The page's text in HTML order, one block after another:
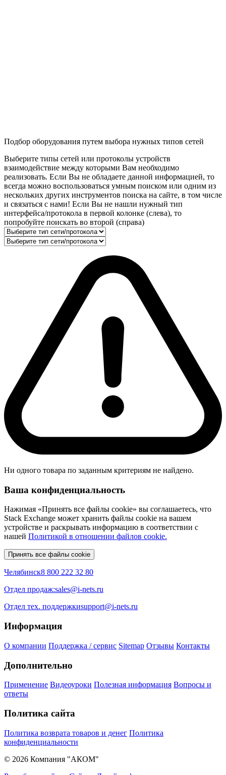
Подбор оборудования путем выбора нужных типов сетей
Выберите типы сетей или протоколы устройств
взаимодействие между которыми Вам необходимо
реализовать. Если Вы не обладаете данной информацией, то
всегда можно воспользоваться умным поиском или одним из
нескольких других инструментов поиска на сайте, в том числе
и связаться с нами! Если Вы не нашли нужный тип
интерфейса/протокола в первой колонке (слева), то
попробуйте поискать во второй (справа)
Ни одного товара по заданным критериям не найдено.
Ваша конфиденциальность
Нажимая «Принять все файлы cookie» вы соглашаетесь, что
Stack Exchange может хранить файлы cookie на вашем
устройстве и раскрывать информацию в соответствии с
нашей Политикой в отношении файлов cookie.
Принять все файлы cookie
Челябинск8 800 222 32 80
Отдел продаж:sales@i-nets.ru
Отдел тех. поддержкиsupport@i-nets.ru
Информация
О компании Поддержка / сервис Sitemap Отзывы Контакты
Дополнительно
Применение Видеоуроки Полезная информация Вопросы и
ответы
Политика сайта
Политика возврата товаров и денег Политика
конфиденциальности
© 2026 Компания "АКОМ"